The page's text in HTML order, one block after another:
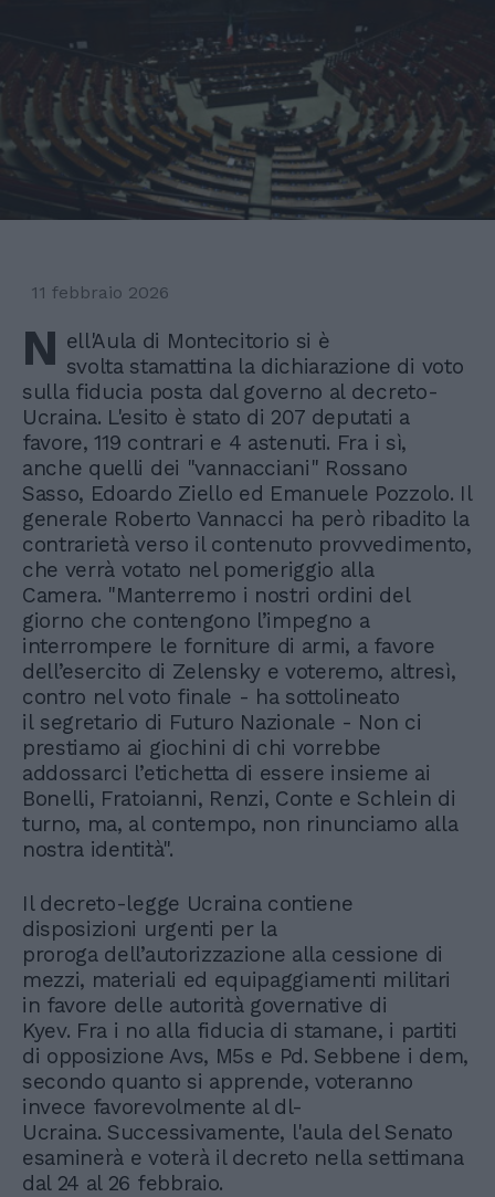
11 febbraio 2026
N ell'Aula di Montecitorio si è
svolta stamattina la dichiarazione di voto
sulla fiducia posta dal governo al decreto-
Ucraina. L'esito è stato di 207 deputati a
favore, 119 contrari e 4 astenuti. Fra i sì,
anche quelli dei "vannacciani" Rossano
Sasso, Edoardo Ziello ed Emanuele Pozzolo. Il
generale Roberto Vannacci ha però ribadito la
contrarietà verso il contenuto provvedimento,
che verrà votato nel pomeriggio alla
Camera. "Manterremo i nostri ordini del
giorno che contengono l’impegno a
interrompere le forniture di armi, a favore
dell’esercito di Zelensky e voteremo, altresì,
contro nel voto finale - ha sottolineato
il segretario di Futuro Nazionale - Non ci
prestiamo ai giochini di chi vorrebbe
addossarci l’etichetta di essere insieme ai
Bonelli, Fratoianni, Renzi, Conte e Schlein di
turno, ma, al contempo, non rinunciamo alla
nostra identità".
Il decreto-legge Ucraina contiene
disposizioni urgenti per la
proroga dell’autorizzazione alla cessione di
mezzi, materiali ed equipaggiamenti militari
in favore delle autorità governative di
Kyev. Fra i no alla fiducia di stamane, i partiti
di opposizione Avs, M5s e Pd. Sebbene i dem,
secondo quanto si apprende, voteranno
invece favorevolmente al dl-
Ucraina. Successivamente, l'aula del Senato
esaminerà e voterà il decreto nella settimana
dal 24 al 26 febbraio.